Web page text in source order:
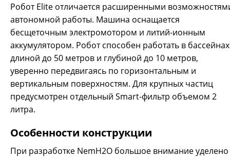
Робот Elite отличается расширенными
автономной работы. Машина оснащается
бесщеточным электромотором и литий-ионным
аккумулятором. Робот способен работать в бассейнах
длиной до 50 метров и глубиной до 10 метров,
уверенно передвигаясь по горизонтальным и
вертикальным поверхностям. Для крупных частиц
предусмотрен отдельный Smart-фильтр объемом 2
литра.
Особенности конструкции
При разработке NemH2O большое внимание уделено